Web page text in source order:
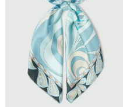
JEANS
MAGLIERIA
PANTALONI
TAILLEUR